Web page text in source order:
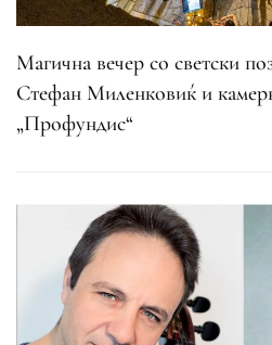
Магична вечер со светски
Стефан Миленковиќ и
„Профундис“